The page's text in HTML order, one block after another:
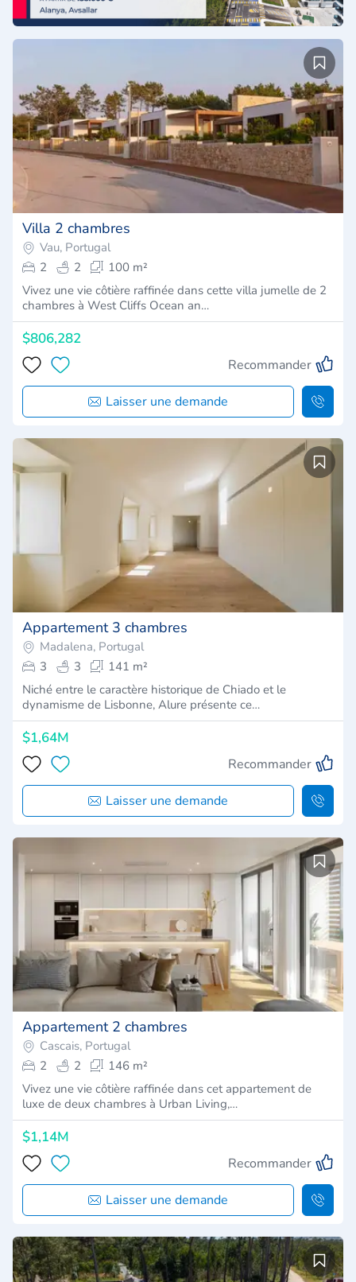
Villa 2 chambres
Vau, Portugal
2
2
100 m²
Vivez une vie côtière raffinée dans cette villa jumelle de 2
chambres à West Cliffs Ocean an…
$806,282
Recommander
Laisser une demande
Appartement 3 chambres
Madalena, Portugal
3
3
141 m²
Niché entre le caractère historique de Chiado et le
dynamisme de Lisbonne, Alure présente ce…
$1,64M
Recommander
Laisser une demande
Appartement 2 chambres
Cascais, Portugal
2
2
146 m²
Vivez une vie côtière raffinée dans cet appartement de
luxe de deux chambres à Urban Living,…
$1,14M
Recommander
Laisser une demande